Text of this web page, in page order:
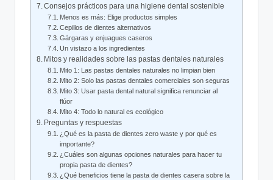
Consejos prácticos para una higiene dental sostenible
Menos es más: Elige productos simples
Cepillos de dientes alternativos
Gárgaras y enjuagues caseros
Un vistazo a los ingredientes
Mitos y realidades sobre las pastas dentales naturales
Mito 1: Las pastas dentales naturales no limpian bien
Mito 2: Solo las pastas dentales comerciales son seguras
Mito 3: Usar pasta dental natural significa renunciar al
flúor
Mito 4: Todo lo natural es ecológico
Preguntas y respuestas
¿Qué es la pasta de dientes zero waste y por qué es
importante?
¿Cuáles son algunas opciones naturales para hacer tu
propia pasta de dientes?
¿Qué beneficios tiene la pasta de dientes casera sobre la